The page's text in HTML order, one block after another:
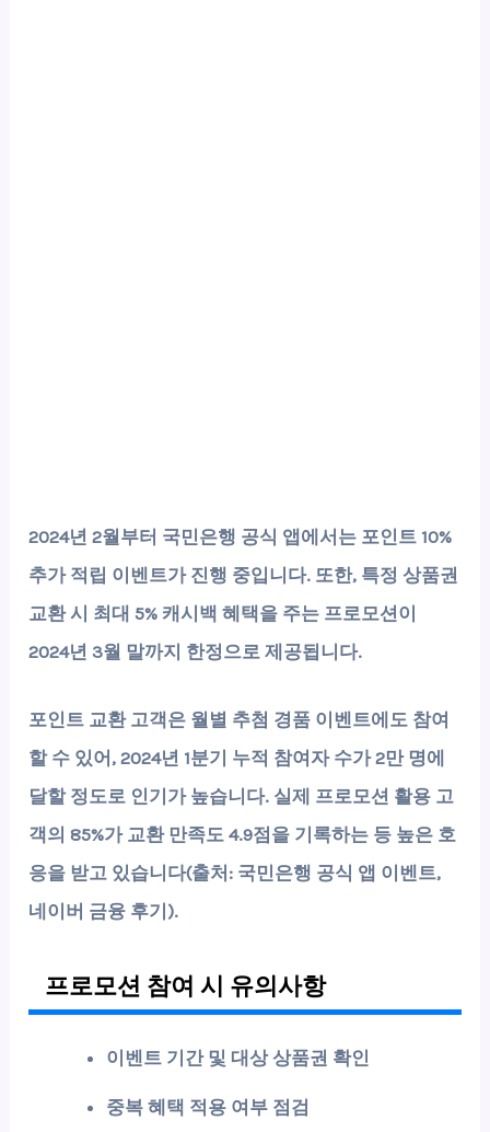
2024년 2월부터 국민은행 공식 앱에서는 포인트 10%
추가 적립 이벤트가 진행 중입니다. 또한, 특정 상품권
교환 시 최대5% 캐시백 혜택을 주는 프로모션이
2024년 3월 말까지 한정으로 제공됩니다.
포인트 교환 고객은 월별 추첨 경품 이벤트에도 참여
할 수 있어, 2024년 1분기 누적 참여자 수가 2만 명에
달할 정도로 인기가 높습니다. 실제 프로모션 활용 고
객의 85%가 교환 만족도 4.9점을 기록하는 등 높은 호
응을 받고 있습니다(출처: 국민은행 공식 앱 이벤트,
네이버 금융 후기).
프로모션 참여 시 유의사항
이벤트 기간 및 대상 상품권 확인
중복 혜택 적용 여부 점검